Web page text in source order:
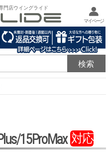
門店ウイングライド
マイページ
15ProMax 対応